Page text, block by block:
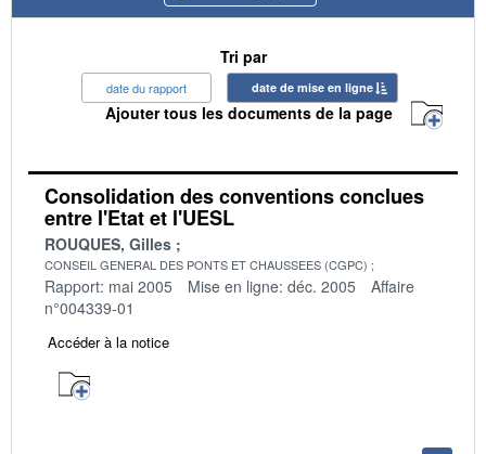
Tri par
date du rapport date de mise en ligne
Ajouter tous les documents de la page
Consolidation des conventions conclues
entre l'Etat et l'UESL
ROUQUES, Gilles
CONSEIL GENERAL DES PONTS ET CHAUSSEES (CGPC)
Rapport: mai 2005 Mise en ligne: déc. 2005
Affaire
n°004339-01
Accéder à la notice